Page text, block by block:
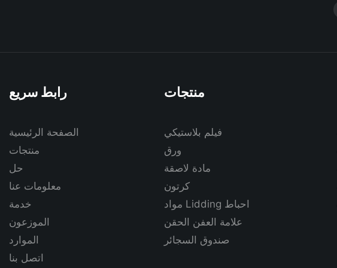
رابط سريع
الصفحة الرئيسية
منتجات
حل
معلومات عنا
خدمة
الموزعون
الموارد
اتصل بنا
منتجات
فيلم بلاستيكي
ورق
مادة لاصقة
كرتون
مواد Lidding احباط
علامة العفن الحقن
صندوق السجائر